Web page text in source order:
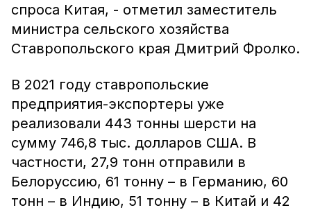
спроса Китая, - отметил заместитель
министра сельского хозяйства
Ставропольского края Дмитрий Фролко.
В 2021 году ставропольские
предприятия-экспортеры уже
реализовали 443 тонны шерсти на
сумму 746,8 тыс. долларов США. В
частности, 27,9 тонн отправили в
Белоруссию, 61 тонну – в Германию, 60
тонн – в Индию, 51 тонну – в Китай и 42